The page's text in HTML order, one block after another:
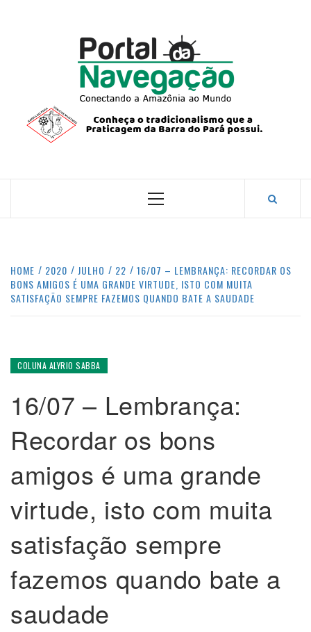
CONECTANDO A AMAZÔNIA COM O MUNDO.
Primary
HOME 2020 JULHO 22
16/07 – LEMBRANÇA: RECORDAR OS
BONS AMIGOS É UMA GRANDE VIRTUDE, ISTO COM MUITA
SATISFAÇÃO SEMPRE FAZEMOS QUANDO BATE A SAUDADE
COLUNA ALYRIO SABBA
16/07 – Lembrança:
Recordar os bons
amigos é uma grande
virtude, isto com muita
satisfação sempre
fazemos quando bate a
saudade